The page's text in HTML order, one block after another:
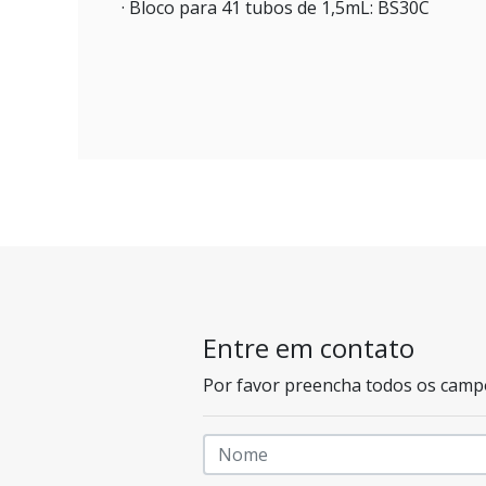
· Bloco para 41 tubos de 1,5mL: BS30C
Entre em contato
Por favor preencha todos os